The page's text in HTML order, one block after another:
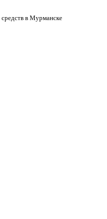
средств в Мурманске